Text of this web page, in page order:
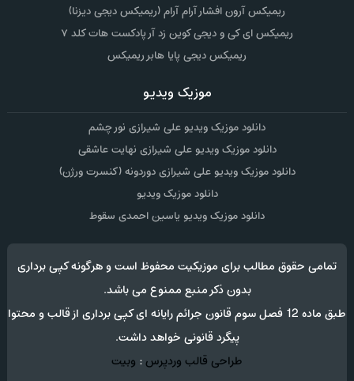
ریمیکس آرون افشار آرام آرام (ریمیکس دیجی دیزنا)
ریمیکس ای کی و دیجی کوین زد آر پادکست هات کلد ۷
ریمیکس دیجی پایا هابر ریمیکس
موزیک ویدیو
دانلود موزیک ویدیو علی شیرازی نور چشم
دانلود موزیک ویدیو علی شیرازی نهایت عاشقی
دانلود موزیک ویدیو علی شیرازی دوردونه (کنسرت ورژن)
دانلود موزیک ویدیو
دانلود موزیک ویدیو یاسین احمدی سقوط
تمامی حقوق مطالب برای موزیکیت محفوظ است و هرگونه کپی برداری
بدون ذکر منبع ممنوع می باشد.
طبق ماده 12 فصل سوم قانون جرائم رایانه ای کپی برداری از قالب و محتوا
پیگرد قانونی خواهد داشت.
طراحی قالب وردپرس: وبیت